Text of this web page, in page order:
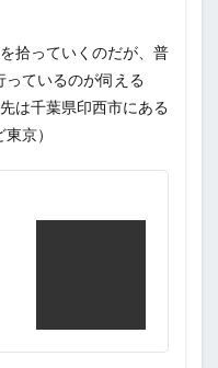
拾っていくのだが、普
ているのが伺える
は千葉県印西市にある
京）